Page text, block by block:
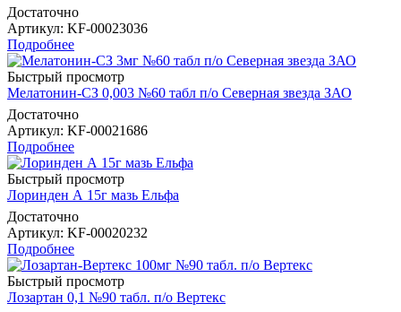
Достаточно
Артикул: KF-00023036
Подробнее
Быстрый просмотр
Мелатонин-СЗ 0,003 №60 табл п/о Северная звезда ЗАО
Достаточно
Артикул: KF-00021686
Подробнее
Быстрый просмотр
Лоринден А 15г мазь Ельфа
Достаточно
Артикул: KF-00020232
Подробнее
Быстрый просмотр
Лозартан 0,1 №90 табл. п/о Вертекс